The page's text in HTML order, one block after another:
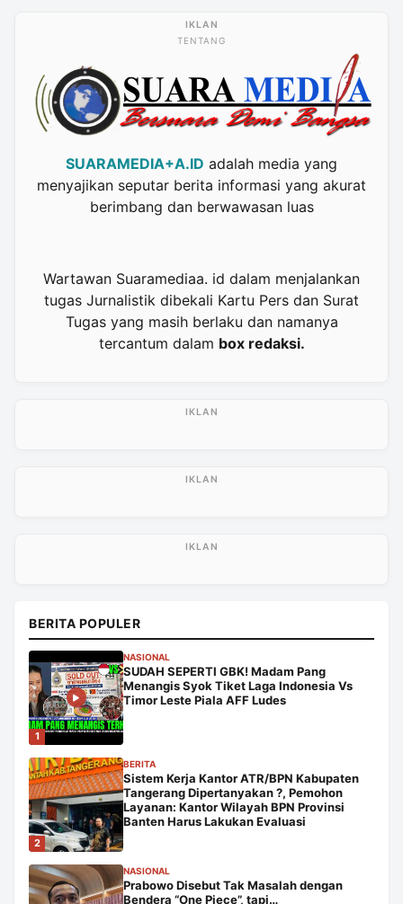
TENTANG
SUARAMEDIA+A.ID adalah media yang
menyajikan seputar berita informasi yang akurat
berimbang dan berwawasan luas
Wartawan Suaramediaa. id dalam menjalankan
tugas Jurnalistik dibekali Kartu Pers dan Surat
Tugas yang masih berlaku dan namanya
tercantum dalam box redaksi.
BERITA POPULER
1
NASIONAL
SUDAH SEPERTI GBK! Madam Pang
Menangis Syok Tiket Laga Indonesia Vs
Timor Leste Piala AFF Ludes
2
BERITA
Sistem Kerja Kantor ATR/BPN Kabupaten
Tangerang Dipertanyakan ?, Pemohon
Layanan: Kantor Wilayah BPN Provinsi
Banten Harus Lakukan Evaluasi
NASIONAL
Prabowo Disebut Tak Masalah dengan
Bendera “One Piece”, tapi…